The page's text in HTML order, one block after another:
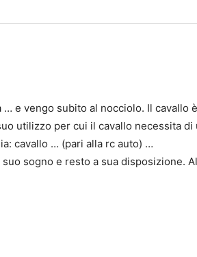
e vengo subito al nocciolo. Il cavallo
utilizzo per cui il cavallo necessita di
cavallo … (pari alla rc auto) …
sogno e resto a sua disposizione.